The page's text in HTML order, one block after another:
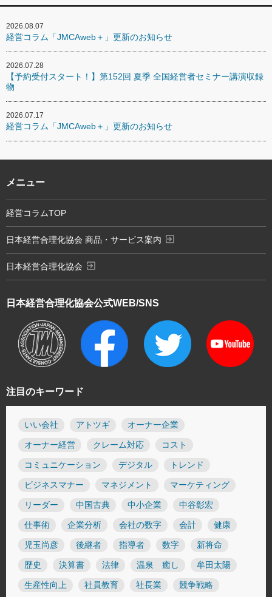
2026.08.07
経営コラム「JMCAweb＋」更新のお知らせ
2026.07.28
【予約受付スタート！】第152回 夏季 全国経営者セミナー講演収録
物
2026.07.17
経営コラム「JMCAweb＋」更新のお知らせ
注目のキーワード
いい会社 アトツギ オーナー企業
オーナー経営 クレーム対応 コスト
コミュニケーション デジタル トレンド
ビジネスマナー マネジメント マーケティング
リーダー 中国古典 中小企業 中谷彰宏
仕事術 企業分析 会社の数字 会計 健康
児玉尚彦 後継者 指導者 数字 新将命
歴史 決算書 法律 温泉 癒し 牟田太陽
生産性向上 社員教育 社長業 競争戦略
日本経営合理化協会公式WEB/SNS
メニュー
経営コラムTOP
日本経営合理化協会 商品・サービス案内 exit_to_app
日本経営合理化協会 exit_to_app